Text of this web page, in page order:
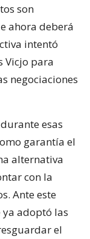
son
ahora deberá
intentó
Vicjo para
negociaciones
esas
garantía el
alternativa
con la
Ante este
adoptó las
el